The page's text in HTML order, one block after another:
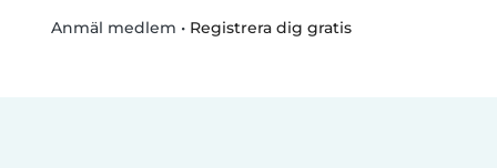
Anmäl medlem • Registrera dig gratis